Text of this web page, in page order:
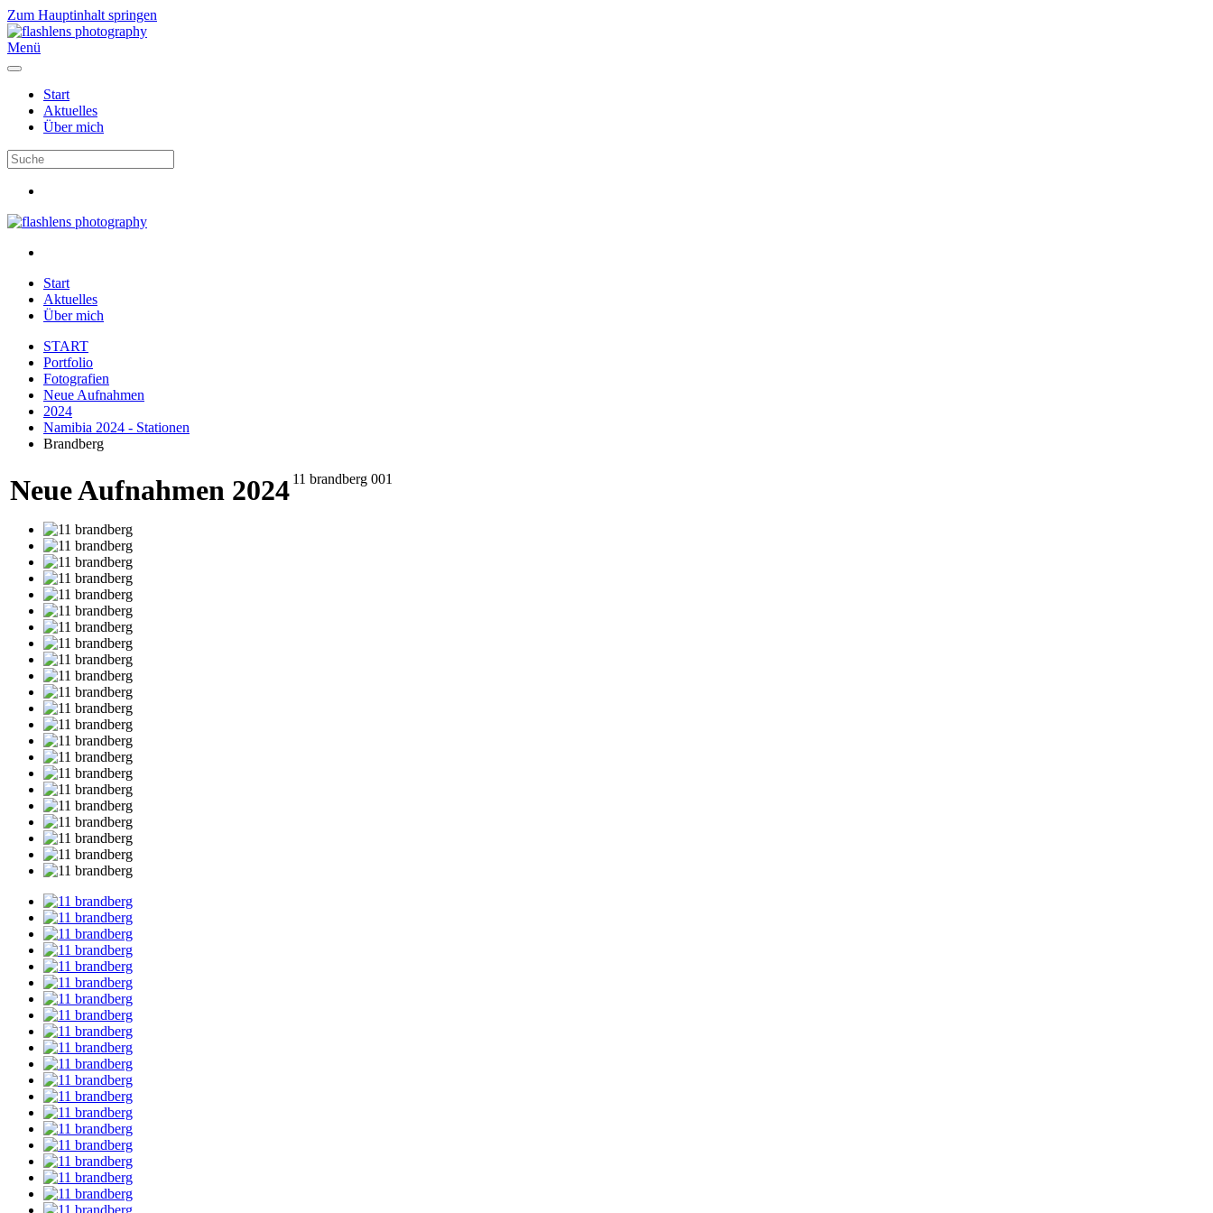
Zum Hauptinhalt springen
Menü
Start
Aktuelles
Über mich
Start
Aktuelles
Über mich
START
Portfolio
Fotografien
Neue Aufnahmen
2024
Namibia 2024 - Stationen
Brandberg
Neue Aufnahmen 2024 11 brandberg 001